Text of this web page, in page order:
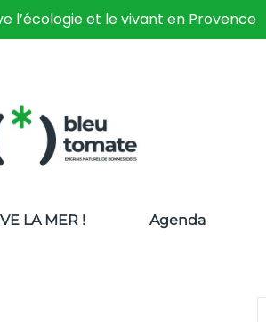
l’écologie et le vivant en Provence
LA MER ! Agenda